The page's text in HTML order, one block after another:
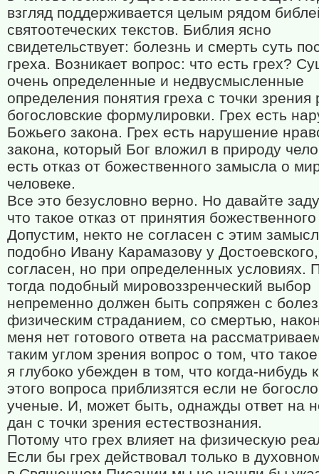
взгляд поддерживается целым рядом
святоотеческих текстов. Библия ясно
свидетельствует: болезнь и смерть суть
греха. Возникает вопрос: что есть грех?
очень определенные и недвусмысленные
определения понятия греха с точки зрения
богословские формулировки. Грех есть
Божьего закона. Грех есть нарушение
закона, который Бог вложил в природу
есть отказ от божественного замысла о
человеке.
Все это безусловно верно. Но давайте
что такое отказ от принятия
Допустим, некто не согласен с этим
подобно Ивану Карамазову у Достоевского,
согласен, но при определенных условиях.
тогда подобный мировоззренческий выбор
непременно должен быть сопряжен с
физическим страданием, со смертью,
меня нет готового ответа на
таким углом зрения вопрос о том, что
я глубоко убежден в том, что когда-нибудь
этого вопроса приблизятся если не
ученые. И, может быть, однажды ответ на
дан с точки зрения естествознания.
Потому что грех влияет на физическую
Если бы грех действовал только в